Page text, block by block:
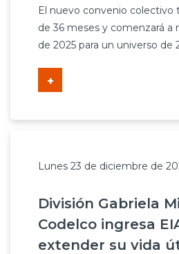
Prensa
Trabaja en Codelco
Transparencia activa
Canales de denuncia
Proveedores
El nuevo convenio colectivo
de 36 meses y comenzará a
de 2025 para un universo de
+
Lunes 23 de diciembre de
División Gabriela
Codelco ingresa
extender su vida